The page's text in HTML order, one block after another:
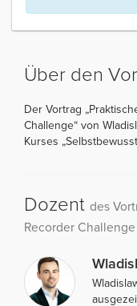
Über den
Der Vortrag
Challenge“ von
Kurses
Dozent des
Recorder Challenge